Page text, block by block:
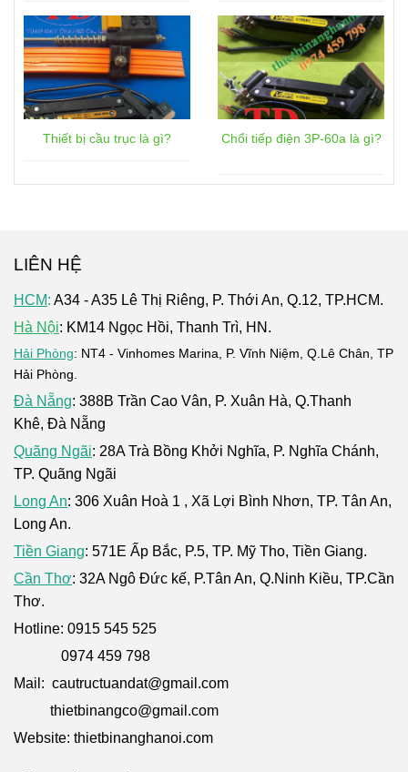
Thiết bị cầu trục là gì? Chổi tiếp điện 3P-60a là gì?
LIÊN HỆ
HCM: A34 - A35 Lê Thị Riêng, P. Thới An, Q.12, TP.HCM.
Hà Nội: KM14 Ngọc Hồi, Thanh Trì, HN.
Hải Phòng: NT4 - Vinhomes Marina, P. Vĩnh Niệm, Q.Lê Chân, TP
Hải Phòng.
Đà Nẵng: 388B Trần Cao Vân, P. Xuân Hà, Q.Thanh
Khê, Đà Nẵng
Quãng Ngãi: 28A Trà Bồng Khởi Nghĩa, P. Nghĩa Chánh,
TP. Quãng Ngãi
Long An: 306 Xuân Hoà 1 , Xã Lợi Bình Nhơn, TP. Tân An,
Long An.
Tiền Giang: 571E Ấp Bắc, P.5, TP. Mỹ Tho, Tiền Giang.
Cần Thơ: 32A Ngô Đức kế, P.Tân An, Q.Ninh Kiều, TP.Cần
Thơ.
Hotline: 0915 545 525
0974 459 798
Mail: cautructuandat@gmail.com
thietbinangco@gmail.com
Website: thietbinanghanoi.com